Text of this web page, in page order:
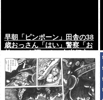
早朝「ピンポーン」田舎の38
歳おっさん「はい」警察「お
不明・被児童搾取センターか
らの通報により児ホ゜画像を
発見、逮捕